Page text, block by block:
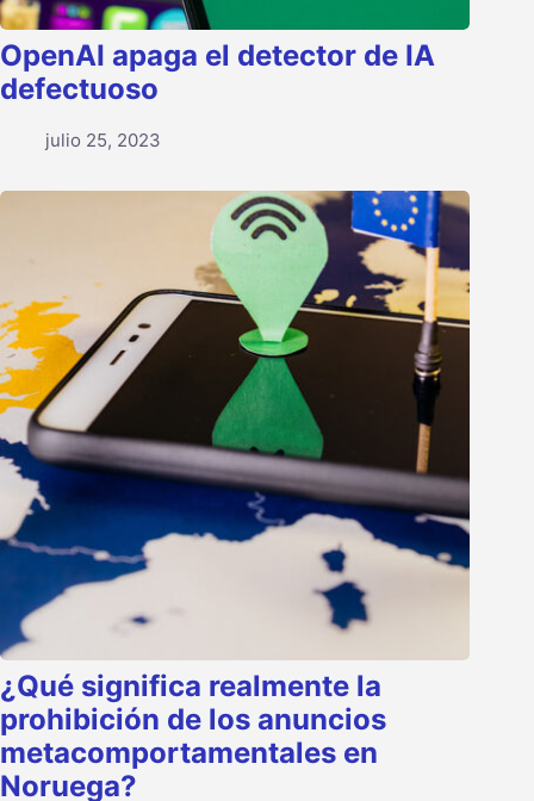
OpenAI apaga el detector de IA
defectuoso
julio 25, 2023
¿Qué significa realmente la
prohibición de los anuncios
metacomportamentales en
Noruega?